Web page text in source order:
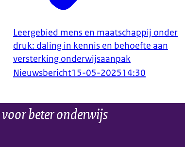
Leergebied mens en maatschappij onder
druk: daling in kennis en behoefte aan
versterking onderwijsaanpak
Nieuwsbericht15-05-202514:30
beter onderwijs